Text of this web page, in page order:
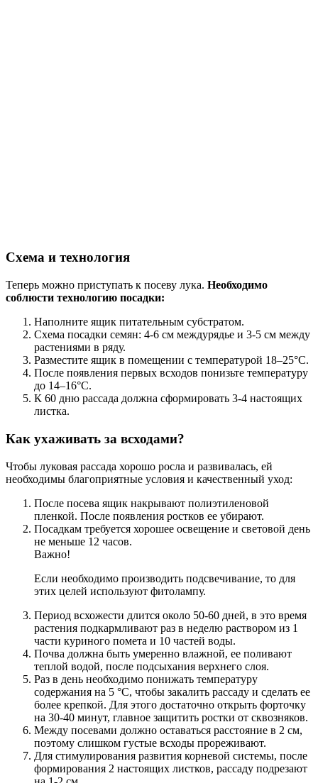
Схема и технология
Теперь можно приступать к посеву лука. Необходимо
соблюсти технологию посадки:
Наполните ящик питательным субстратом.
Схема посадки семян: 4-6 см междурядье и 3-5 см между
растениями в ряду.
Разместите ящик в помещении с температурой 18–25°С.
После появления первых всходов понизьте температуру
до 14–16°С.
К 60 дню рассада должна сформировать 3-4 настоящих
листка.
Как ухаживать за всходами?
Чтобы луковая рассада хорошо росла и развивалась, ей
необходимы благоприятные условия и качественный уход:
После посева ящик накрывают полиэтиленовой
пленкой. После появления ростков ее убирают.
Посадкам требуется хорошее освещение и световой день
не меньше 12 часов.
Важно!
Если необходимо производить подсвечивание, то для
этих целей используют фитолампу.
Период всхожести длится около 50-60 дней, в это время
растения подкармливают раз в неделю раствором из 1
части куриного помета и 10 частей воды.
Почва должна быть умеренно влажной, ее поливают
теплой водой, после подсыхания верхнего слоя.
Раз в день необходимо понижать температуру
содержания на 5 °С, чтобы закалить рассаду и сделать ее
более крепкой. Для этого достаточно открыть форточку
на 30-40 минут, главное защитить ростки от сквозняков.
Между посевами должно оставаться расстояние в 2 см,
поэтому слишком густые всходы прореживают.
Для стимулирования развития корневой системы, после
формирования 2 настоящих листков, рассаду подрезают